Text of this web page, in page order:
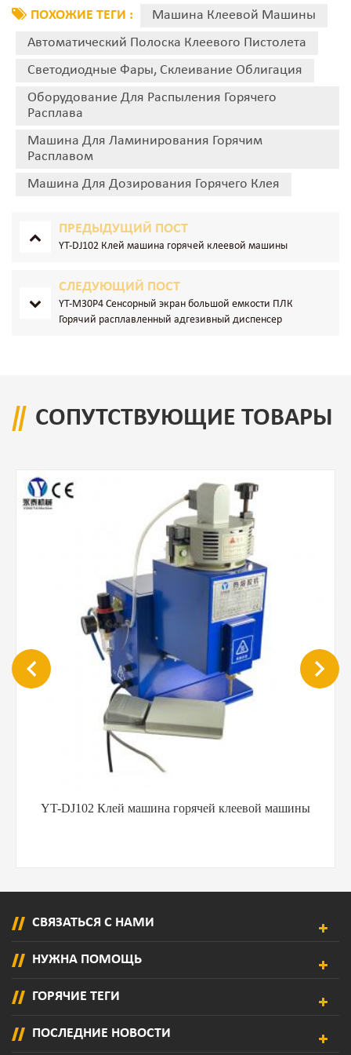
ПОХОЖИЕ ТЕГИ :
Машина Клеевой Машины
Автоматический Полоска Клеевого Пистолета
Светодиодные Фары, Склеивание Облигация
Оборудование Для Распыления Горячего
Расплава
Машина Для Ламинирования Горячим
Расплавом
Машина Для Дозирования Горячего Клея
ПРЕДЫДУЩИЙ ПОСТ
YT-DJ102 Клей машина горячей клеевой машины
СЛЕДУЮЩИЙ ПОСТ
YT-M30P4 Сенсорный экран большой емкости ПЛК
Горячий расплавленный адгезивный диспенсер
СОПУТСТВУЮЩИЕ ТОВАРЫ
Горячее волокно воздуха клея Melt выскабливая плашку
СВЯЗАТЬСЯ С НАМИ
НУЖНА ПОМОЩЬ
ГОРЯЧИЕ ТЕГИ
ПОСЛЕДНИЕ НОВОСТИ